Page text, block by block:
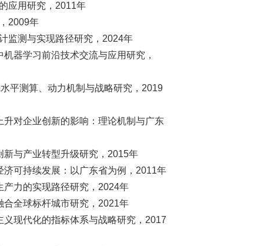
应用研究，2011年
2009年
监测与实现路径研究，2024年
器学习前沿技术交流与应用研究，
平测算、动力机制与战略研究，2019
对企业创新的影响：理论机制与广东
与产业转型升级研究，2015年
可持续发展：以广东省为例，2011年
力的实现路径研究，2024年
全球标杆城市研究，2021年
现代化的指标体系与战略研究，2017